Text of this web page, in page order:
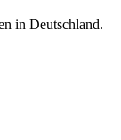
in Deutschland.